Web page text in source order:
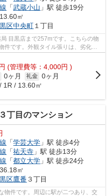
「武蔵小山 」駅 徒歩19分
㎡
区中央町 １丁目
目黒店まで257mです。こちらの物
件です。外観タイル張りは、劣化が
...
(管理費等：4,000円 )
0ヶ月 礼金 0ヶ月
1R / 13.60㎡
丁目のマンション
「学芸大学 」駅 徒歩4分
「祐天寺 」駅 徒歩13分
「都立大学 」駅 徒歩24分
㎡
区鷹番 ３丁目
物件です。周辺に駅が二つあり、交